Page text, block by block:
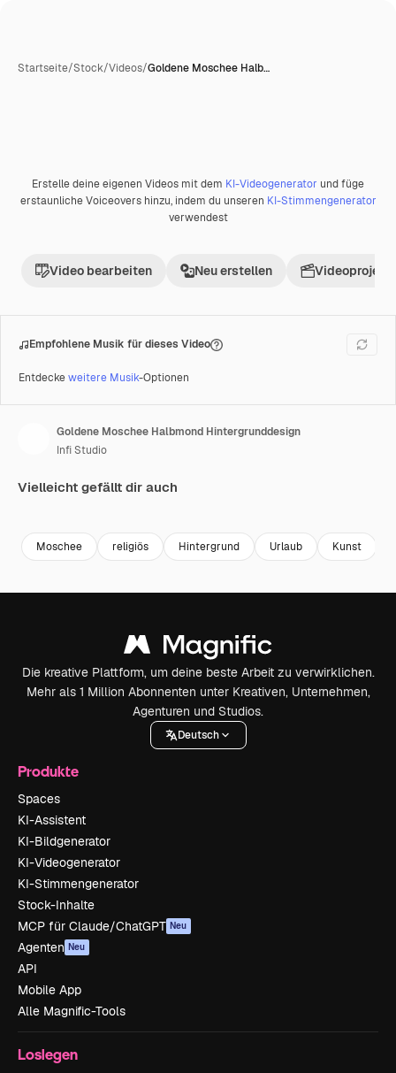
Startseite/Stock/Videos/Goldene Moschee Halb…
Premium
Erstelle deine eigenen Videos mit dem KI-Videogenerator und füge
erstaunliche Voiceovers hinzu, indem du unseren KI-Stimmengenerator
verwendest
Video bearbeiten Neu erstellen Videoprojekt
Empfohlene Musik für dieses Video
Entdeckeweitere Musik-Optionen
Goldene Moschee Halbmond Hintergrunddesign
Infi Studio
Vielleicht gefällt dir auch
Moschee religiös Hintergrund Urlaub Kunst
Die kreative Plattform, um deine beste Arbeit zu verwirklichen.
Mehr als 1 Million Abonnenten unter Kreativen, Unternehmen,
Agenturen und Studios.
Deutsch
Produkte
Spaces
KI-Assistent
KI-Bildgenerator
KI-Videogenerator
KI-Stimmengenerator
Stock-Inhalte
MCP für Claude/ChatGPT Neu
Agenten Neu
API
Mobile App
Alle Magnific-Tools
Loslegen